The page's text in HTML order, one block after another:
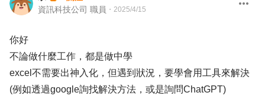
資訊科技公司 職員 ・ 2025/4/15
你好
不論做什麼工作，都是做中學
excel不需要出神入化，但遇到狀況，要學會用工具來解決
(例如透過google詢找解決方法，或是詢問ChatGPT)